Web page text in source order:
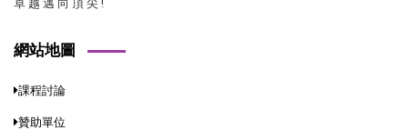
卓 越 邁 向 頂 尖 !
網站地圖
課程討論
贊助單位